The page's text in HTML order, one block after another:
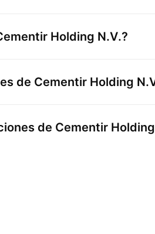
Holding N.V.?
de Cementir Holding
de Cementir